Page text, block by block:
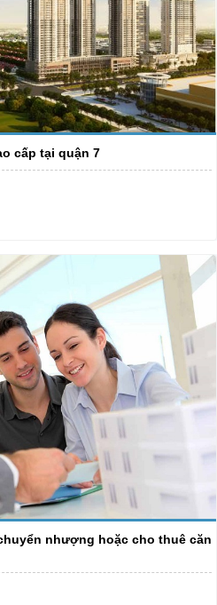
cấp tại quận 7
nhượng hoặc cho thuê căn